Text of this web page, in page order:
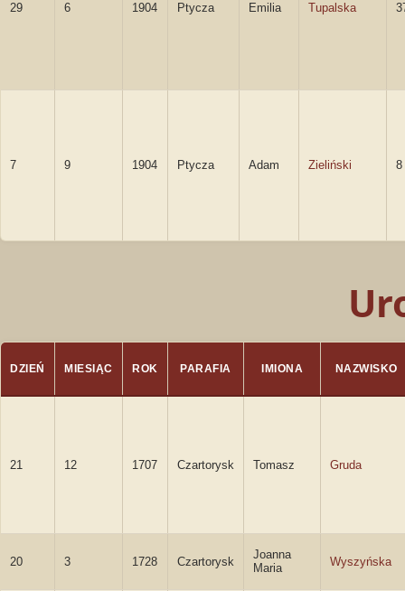
29 6 1904 Ptycza Emilia Tupalska
7 9 1904 Ptycza Adam Zieliński 8
DZIEŃ MIESIĄC ROK PARAFIA IMIONA NAZWISKO
21 12 1707 Czartorysk Tomasz Gruda
20 3 1728 Czartorysk
Joanna
Maria
Wyszyńska